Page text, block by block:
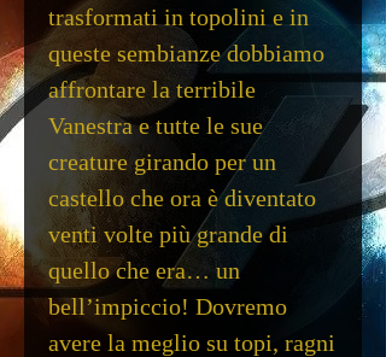
trasformati in topolini e in
queste sembianze dobbiamo
affrontare la terribile
Vanestra e tutte le sue
creature girando per un
castello che ora è diventato
venti volte più grande di
quello che era… un
bell’impiccio! Dovremo
avere la meglio su topi, ragni